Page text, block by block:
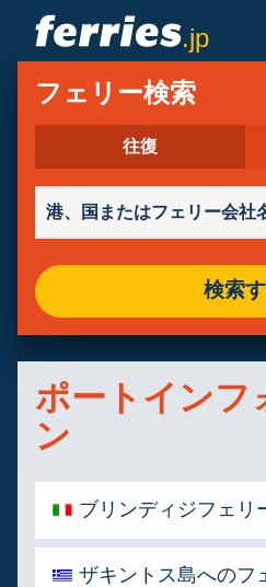
.jp
フェリー会社
フェリーの目的地
フェリールート
予約の管理
フェリー検索
往復
検索
ポートインフ
ン
ブリンディジフェリ
ザキントス島へのフ